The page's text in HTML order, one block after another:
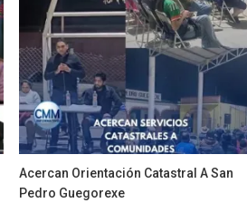
Acercan Orientación Catastral A San
Pedro Guegorexe